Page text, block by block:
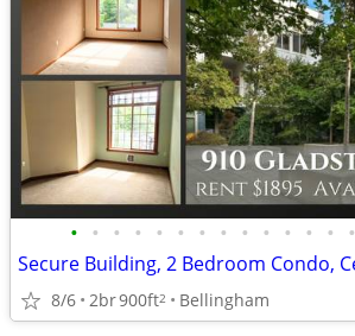
• • • • • • • • • • • • • •
8/6 2br900ft2 Bellingham